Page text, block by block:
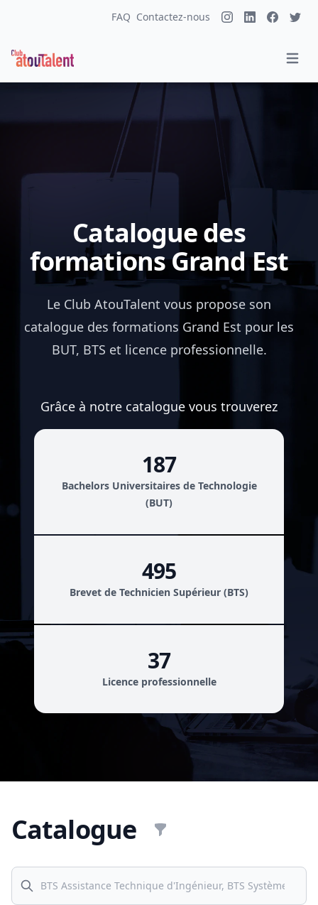
FAQ Contactez-nous
Catalogue des
formations Grand Est
Le Club AtouTalent vous propose son
catalogue des formations Grand Est pour les
BUT, BTS et licence professionnelle.
Grâce à notre catalogue vous trouverez
Bachelors Universitaires de Technologie
(BUT)
187
Brevet de Technicien Supérieur (BTS)
495
Licence professionnelle
37
Catalogue